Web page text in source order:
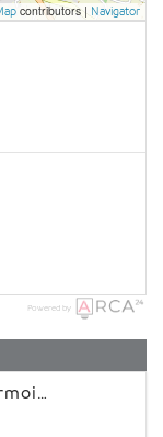
contributors | Navigator
Powered by
Addetto/a alla manutenzione termoidraulica - L'Aquila